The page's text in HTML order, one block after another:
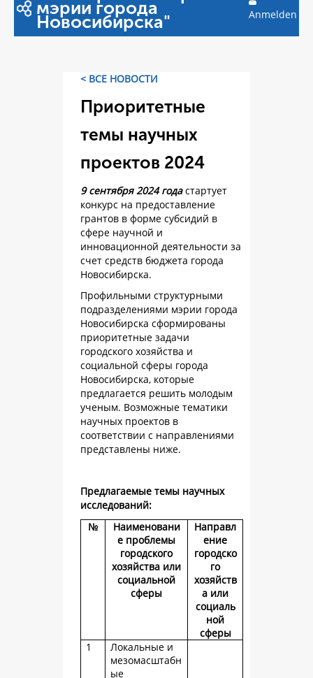
мэрии города
Новосибирска" Anmelden
< ВСЕ НОВОСТИ
Приоритетные
темы научных
проектов 2024
9 сентября 2024 годастартует
конкурс на предоставление
грантов в форме субсидий в
сфере научной и
инновационной деятельности за
счет средств бюджета города
Новосибирска.
Профильными структурными
подразделениями мэрии города
Новосибирска сформированы
приоритетные задачи
городского хозяйства и
социальной сферы города
Новосибирска, которые
предлагается решить молодым
ученым. Возможные тематики
научных проектов в
соответствии с направлениями
представлены ниже.
Предлагаемые темы научных
исследований:
№
Наименовани
е проблемы
городского
хозяйства или
социальной
сферы
Направл
ение
городско
го
хозяйств
а или
социаль
ной
сферы
1
Локальные и
мезомасштабн
ые